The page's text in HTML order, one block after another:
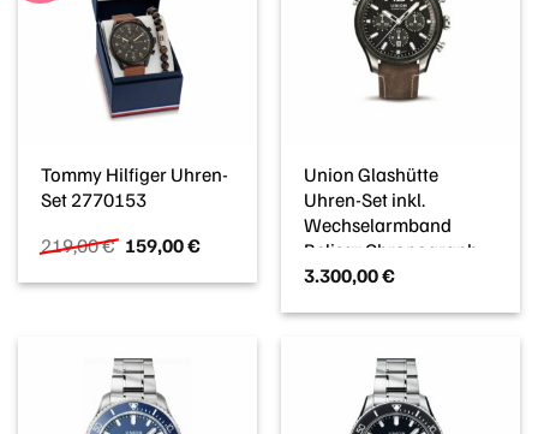
Tommy Hilfiger Uhren-
Set 2770153
219,00€ Ursprünglicher
Preis
war:
159,00€Aktueller
ist:
Union Glashütte
Uhren-Set inkl.
Wechselarmband
Belisar Chronograph
Sport
3.300,00€